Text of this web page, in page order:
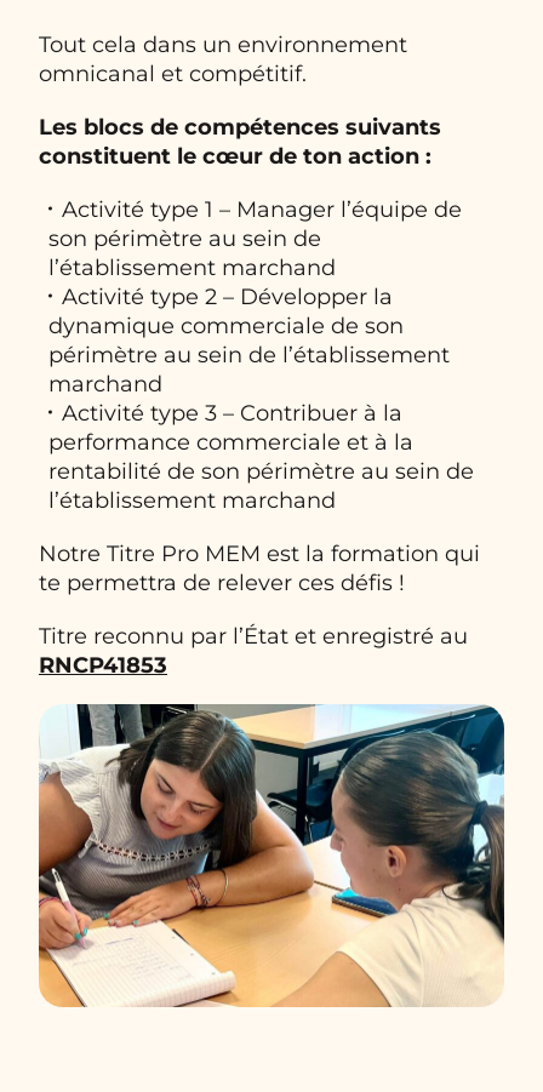
Tout cela dans un environnement
omnicanal et compétitif.
Les blocs de compétences suivants
constituent le cœur de ton action :
Activité type 1 – Manager l’équipe de
son périmètre au sein de
l’établissement marchand
Activité type 2 – Développer la
dynamique commerciale de son
périmètre au sein de l’établissement
marchand
Activité type 3 – Contribuer à la
performance commerciale et à la
rentabilité de son périmètre au sein de
l’établissement marchand
Notre Titre Pro MEM est la formation qui
te permettra de relever ces défis !
Titre reconnu par l’État et enregistré au
RNCP41853